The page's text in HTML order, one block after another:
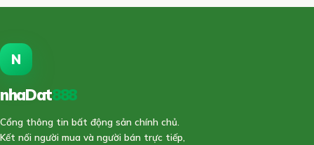
N
nhaDat888
Cổng thông tin bất động sản chính chủ.
Kết nối người mua và người bán trực tiếp,